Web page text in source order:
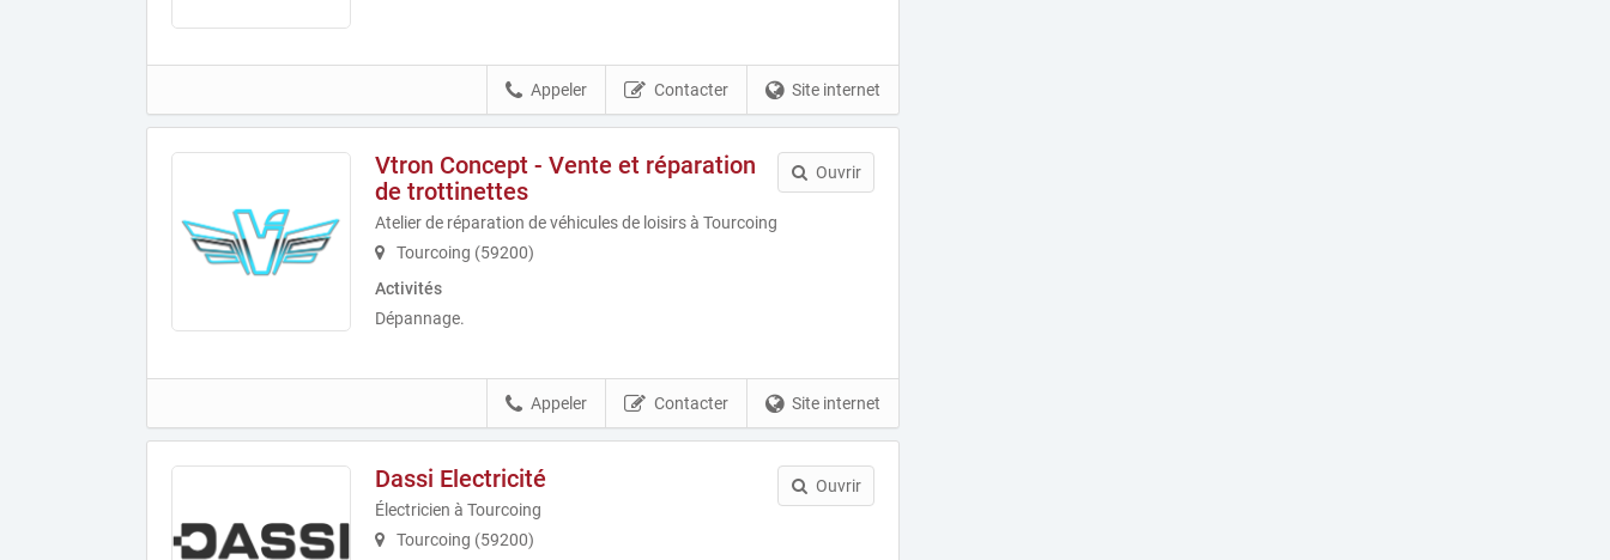
Site internet
Contacter
Appeler
Vtron Concept - Vente et réparation
de trottinettes
Atelier de réparation de véhicules de loisirs à Tourcoing
Tourcoing (59200)
Activités
Dépannage.
Ouvrir
Site internet
Contacter
Appeler
Dassi Electricité
Électricien à Tourcoing
Tourcoing (59200)
Ouvrir